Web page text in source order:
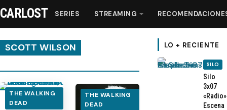
Streaming
CARLOST SERIES STREAMING
SCOTT WILSON
THE WALKING
DEAD
A los 76
THE WALKING
DEAD
LO + RECIENTE
SILO
Silo
3x07
Escena